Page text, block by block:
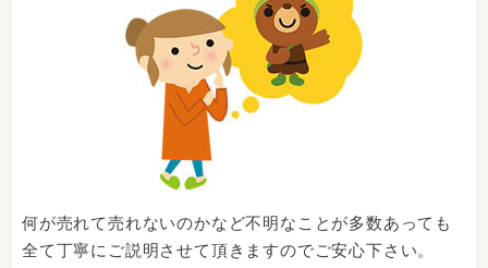
何が売れて売れないのかなど不明なことが多数あっても
全て丁寧にご説明させて頂きますのでご安心下さい。